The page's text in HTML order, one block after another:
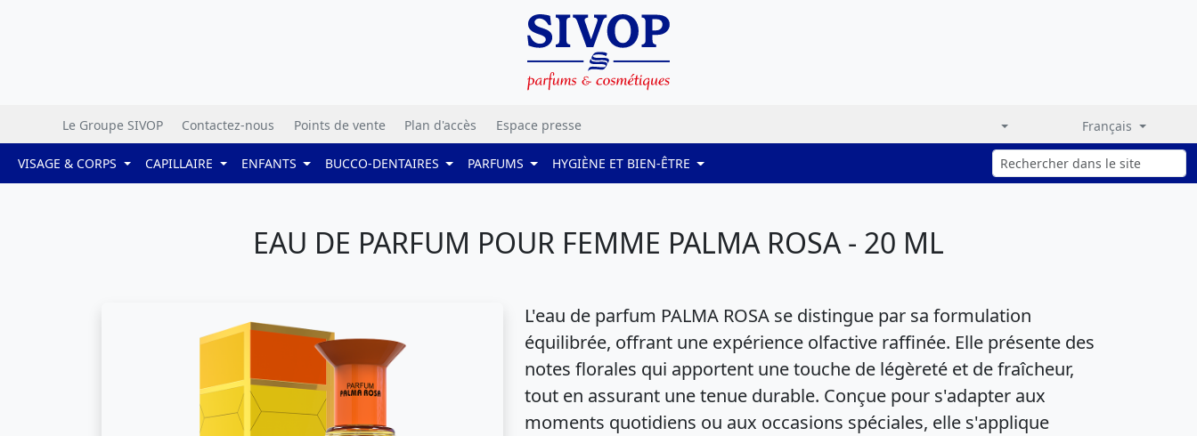
Le Groupe SIVOP Contactez-nous Points de vente Plan d'accès Espace presse Français
VISAGE & CORPS CAPILLAIRE ENFANTS BUCCO-DENTAIRES PARFUMS HYGIÈNE ET BIEN-ÊTRE
EAU DE PARFUM POUR FEMME PALMA ROSA - 20 ML
L'eau de parfum PALMA ROSA se distingue par sa formulation
équilibrée, offrant une expérience olfactive raffinée. Elle présente des
notes florales qui apportent une touche de légèreté et de fraîcheur,
tout en assurant une tenue durable. Conçue pour s'adapter aux
moments quotidiens ou aux occasions spéciales, elle s'applique